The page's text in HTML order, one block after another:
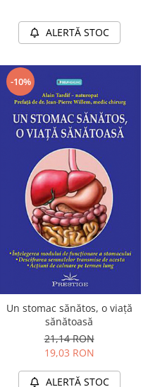
ALERTĂ STOC
-10%
Un stomac sănătos, o viaţă
sănătoasă
21,14 RON
19,03 RON
ALERTĂ STOC